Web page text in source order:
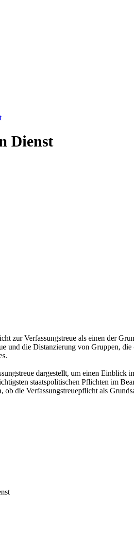
Dienst
zur Verfassungstreue als einen der
und die Distanzierung von Gruppen,
dargestellt, um einen Einblick
staatspolitischen Pflichten im
die Verfassungstreuepflicht als